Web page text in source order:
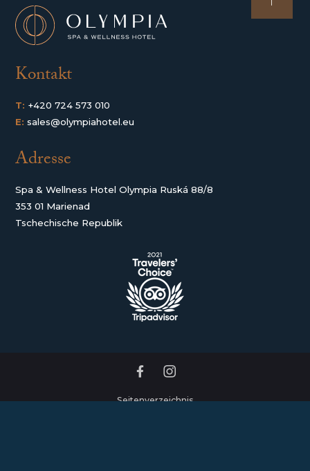
Kontakt
T: +420 724 573 010
E: sales@olympiahotel.eu
Adresse
Spa & Wellness Hotel Olympia Ruská 88/8
353 01 Marienad
Tschechische Republik
Seitenverzeichnis